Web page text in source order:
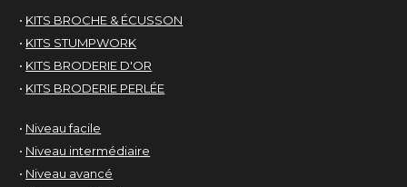
• KITS BROCHE & ÉCUSSON
• KITS STUMPWORK
• KITS BRODERIE D'OR
• KITS BRODERIE PERLÉE
• Niveau facile
• Niveau intermédiaire
• Niveau avancé